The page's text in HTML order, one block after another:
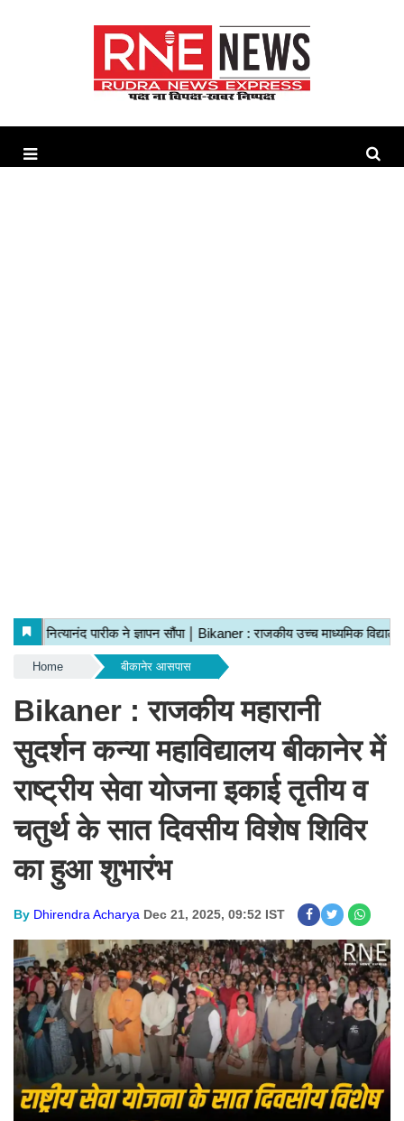
Home बीकानेर आसपास
Bikaner : राजकीय महारानी
सुदर्शन कन्या महाविद्यालय बीकानेर में
राष्ट्रीय सेवा योजना इकाई तृतीय व
चतुर्थ के सात दिवसीय विशेष शिविर
का हुआ शुभारंभ
By Dhirendra Acharya Dec 21, 2025, 09:52 IST